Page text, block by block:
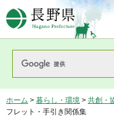
長野県
ホーム > 暮らし・環境 > 共創・
フレット・手引き関係集